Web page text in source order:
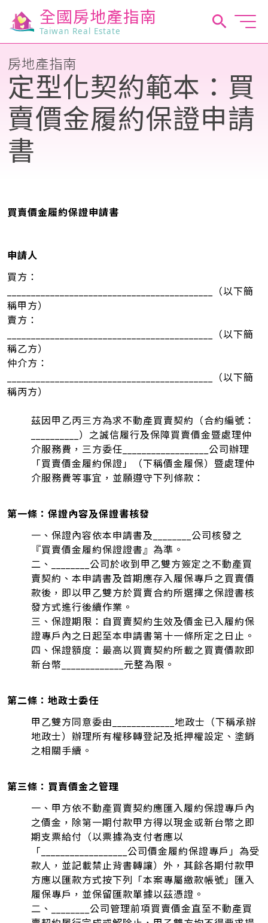
全國房地產指南
Taiwan Real Estate
房地產指南
定型化契約範本：買
賣價金履約保證申請
書
買賣價金履約保證申請書
申請人
買方：
___________________________________________（以下簡
稱甲方）
賣方：
___________________________________________（以下簡
稱乙方）
仲介方：
___________________________________________（以下簡
稱丙方）
茲因甲乙丙三方為求不動產買賣契約（合約編號：
__________）之誠信履行及保障買賣價金暨處理仲
介服務費，三方委任__________________公司辦理
「買賣價金履約保證」（下稱價金履保）暨處理仲
介服務費等事宜，並願遵守下列條款：
第一條：保證內容及保證書核發
一、保證內容依本申請書及________公司核發之
『買賣價金履約保證證書』為準。
二、________公司於收到甲乙雙方簽定之不動產買
賣契約、本申請書及首期應存入履保專戶之買賣價
款後，即以甲乙雙方於買賣合約所選擇之保證書核
發方式進行後續作業。
三、保證期限：自買賣契約生效及價金已入履約保
證專戶內之日起至本申請書第十一條所定之日止。
四、保證額度：最高以買賣契約所載之買賣價款即
新台幣_____________元整為限。
第二條：地政士委任
甲乙雙方同意委由_____________地政士（下稱承辦
地政士）辦理所有權移轉登記及抵押權設定、塗銷
之相關手續。
第三條：買賣價金之管理
一、甲方依不動產買賣契約應匯入履約保證專戶內
之價金，除第一期付款甲方得以現金或新台幣之即
期支票給付（以票據為支付者應以
「__________________公司價金履約保證專戶」為受
款人，並記載禁止背書轉讓）外，其餘各期付款甲
方應以匯款方式按下列「本案專屬繳款帳號」匯入
履保專戶，並保留匯款單據以茲憑證。
二、________公司管理前項買賣價金直至不動產買